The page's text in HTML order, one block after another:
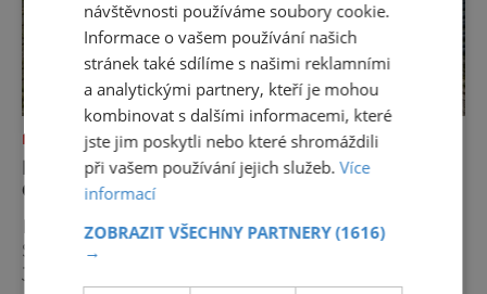
NEJKRÁSNĚJŠÍ PAMÁTKY
KRÁSA I TAJEMSTVÍ HISTORICKÉHO
CÍNOVÉHO DOLU
K nejzajímavějším návštěvnickým cílům
Slavkovského lesa patří historický cínový důl
Jeroným nedaleko zaniklého horního města
návštěvnosti používáme soubory cookie.
Informace o vašem používání našich
stránek také sdílíme s našimi reklamními
a analytickými partnery, kteří je mohou
kombinovat s dalšími informacemi, které
jste jim poskytli nebo které shromáždili
při vašem používání jejich služeb.Více
informací
ZOBRAZIT VŠECHNY PARTNERY(1616)
→